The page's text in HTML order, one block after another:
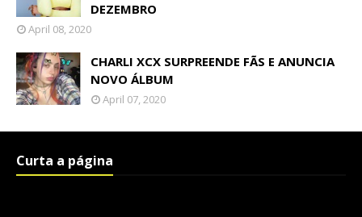
DEZEMBRO
April 08, 2020
CHARLI XCX SURPREENDE FÃS E ANUNCIA
NOVO ÁLBUM
April 07, 2020
Curta a página